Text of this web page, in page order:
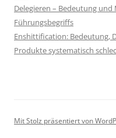
Delegieren – Bedeutung
Führungsbegriffs
Enshittification: Bedeutung,
Produkte systematisch
Mit Stolz präsentiert von